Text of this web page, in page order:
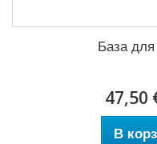
База
47,50
В